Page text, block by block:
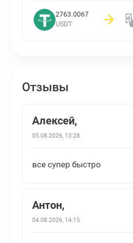
2763.0067
USDT
Отзывы
Алексей,
05.08.2026, 13:28
все супер быстро
Антон,
04.08.2026, 14:15